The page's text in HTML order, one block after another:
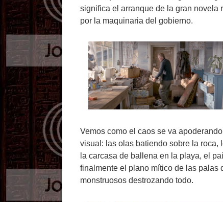
significa el arranque de la gran novela
por la maquinaria del gobierno.
Vemos como el caos se va
visual: las olas batiendo sobre la
la carcasa de ballena en la playa, el
finalmente el plano mítico de las palas
monstruosos destrozando todo.